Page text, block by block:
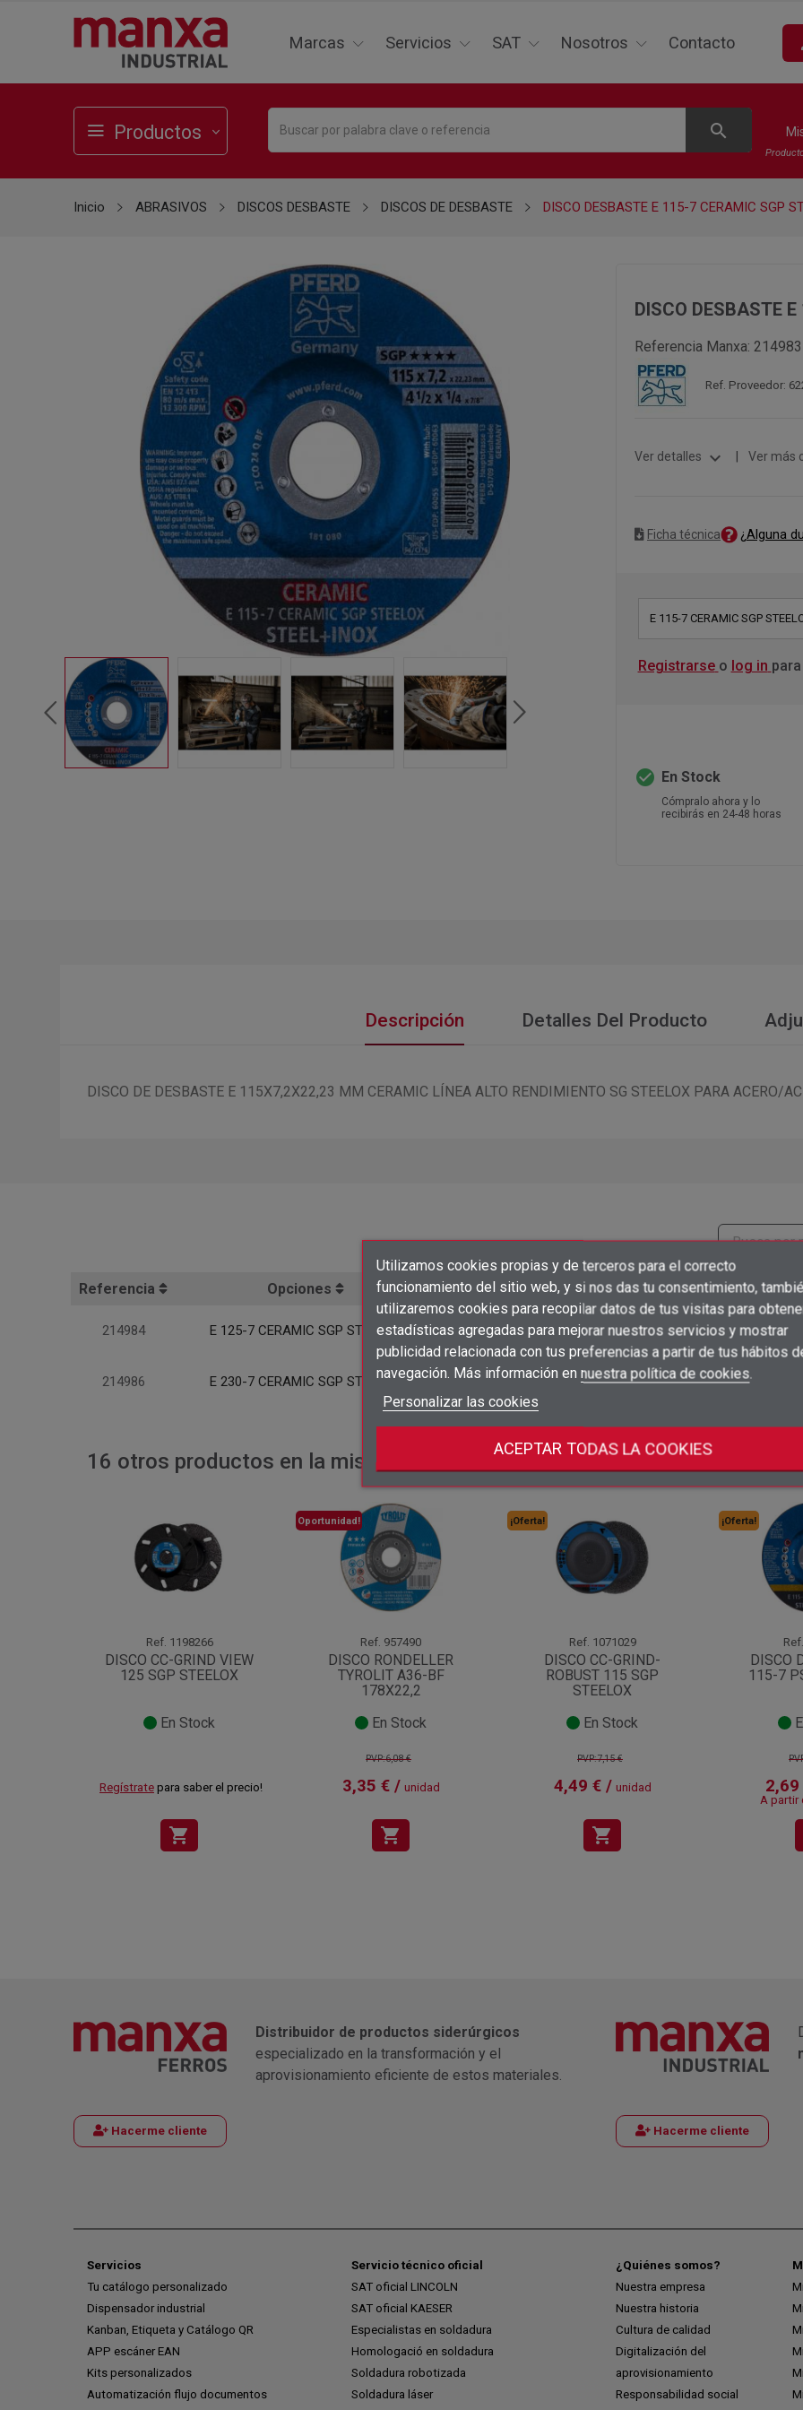
Añadir a la lista de deseos×
add_circle_outline
Crear lista de deseos ×
Nombre de la lista de deseos
Cancelar Crear lista de deseos
Iniciar sesión ×
Debe iniciar sesión para guardar productos en su lista de deseos.
Marcas Servicios SAT Nosotros Contacto
Productos search
Utilizamos cookies propias y de terceros para el correcto
funcionamiento del sitio web, y si nos das tu consentimiento,
utilizaremos cookies para recopilar datos de tus visitas para
estadísticas agregadas para mejorar nuestros servicios y mostrar
publicidad relacionada con tus preferencias a partir de tus hábitos
navegación. Más información en nuestra política de cookies.
Personalizar las cookies
ACEPTAR TODAS LA COOKIES
Inicio ABRASIVOS DISCOS DESBASTE DISCOS DE DESBASTE DISCO DESBASTE E 115-7 CERAMIC SGP
DISCO DESBASTE
Referencia Manxa: 214983
Ref. Proveedor:
Ver detalles expand_more Ver más
Ficha técnica ¿Alguna
E 115-7 CERAMIC SGP
Registrarse o log in
check_circle En Stock
Cómpralo ahora y lo
recibirás en 24-48 horas
Descripción Detalles Del Producto
DISCO DE DESBASTE E 115X7,2X22,23 MM CERAMIC LÍNEA ALTO RENDIMIENTO SG STEELOX PARA ACERO/
Referencia Opciones Precio Embalaje
214984 E 125-7 CERAMIC SGP STEELOX Inicia sesión para ver precios 10 unidad ud
214986 E 230-7 CERAMIC SGP STEELOX Inicia sesión para ver precios 10 unidad ud
16 otros productos en la misma categoría:
Ref. 1198266
DISCO CC-GRIND VIEW
125 SGP STEELOX
En Stock
Regístrate para saber el precio!
shopping_cart
Oportunidad!
Ref. 957490
DISCO RONDELLER
TYROLIT A36-BF
178X22,2
En Stock
PVP:6,08 €
3,35 € / unidad
shopping_cart
¡Oferta!
Ref. 1071029
DISCO CC-GRIND-
ROBUST 115 SGP
STEELOX
En Stock
PVP:7,15 €
4,49 € / unidad
shopping_cart
¡Oferta!
Ref.
DISCO
115-7
A partir
Hacerme cliente
Distribuidor de productos siderúrgicos
especializado en la transformación y el
aprovisionamiento eficiente de estos materiales.
Hacerme cliente
Servicios
Tu catálogo personalizado
Dispensador industrial
Kanban, Etiqueta y Catálogo QR
APP escáner EAN
Kits personalizados
Automatización flujo documentos
Servicio técnico oficial
SAT oficial LINCOLN
SAT oficial KAESER
Especialistas en soldadura
Homologació en soldadura
Soldadura robotizada
Soldadura láser
¿Quiénes somos?
Nuestra empresa
Nuestra historia
Cultura de calidad
Digitalización del
aprovisionamiento
Responsabilidad social